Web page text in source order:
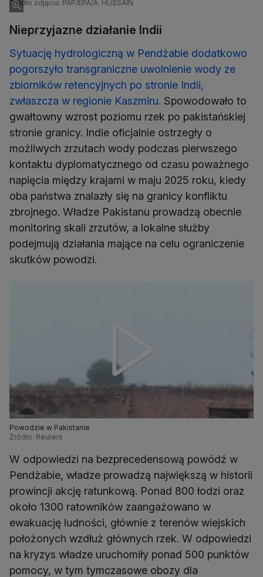
Źródło zdjęcia: PAP/EPA/A. HUSSAIN
Nieprzyjazne działanie Indii
Sytuację hydrologiczną w Pendżabie dodatkowo
pogorszyło transgraniczne uwolnienie wody ze
zbiorników retencyjnych po stronie Indii,
zwłaszcza w regionie Kaszmiru. Spowodowało to
gwałtowny wzrost poziomu rzek po pakistańskiej
stronie granicy. Indie oficjalnie ostrzegły o
możliwych zrzutach wody podczas pierwszego
kontaktu dyplomatycznego od czasu poważnego
napięcia między krajami w maju 2025 roku, kiedy
oba państwa znalazły się na granicy konfliktu
zbrojnego. Władze Pakistanu prowadzą obecnie
monitoring skali zrzutów, a lokalne służby
podejmują działania mające na celu ograniczenie
skutków powodzi.
Powodzie w Pakistanie
Źródło: Reuters
W odpowiedzi na bezprecedensową powódź w
Pendżabie, władze prowadzą największą w historii
prowincji akcję ratunkową. Ponad 800 łodzi oraz
około 1300 ratowników zaangażowano w
ewakuację ludności, głównie z terenów wiejskich
położonych wzdłuż głównych rzek. W odpowiedzi
na kryzys władze uruchomiły ponad 500 punktów
pomocy, w tym tymczasowe obozy dla